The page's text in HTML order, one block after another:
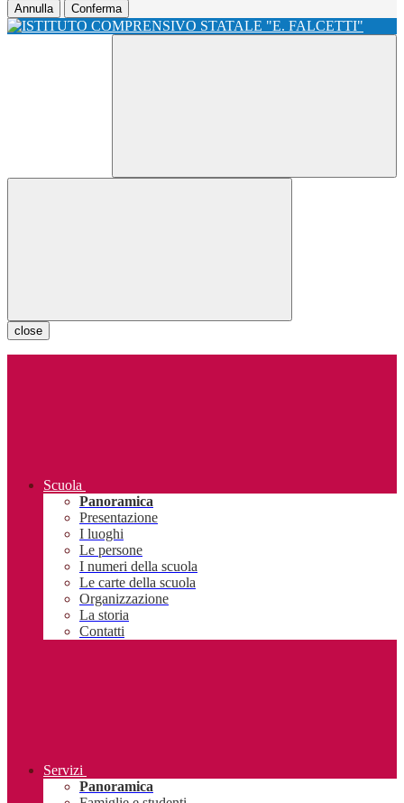
Annulla Conferma
close
Scuola
Panoramica
Presentazione
I luoghi
Le persone
I numeri della scuola
Le carte della scuola
Organizzazione
La storia
Contatti
Servizi
Panoramica